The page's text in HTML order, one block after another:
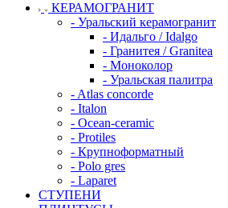
КЕРАМОГРАНИТ
- Уральский керамогранит
- Идальго / Idalgo
- Гранитея / Granitea
- Моноколор
- Уральская палитра
- Atlas concorde
- Italon
- Ocean-ceramic
- Protiles
- Крупноформатный
- Polo gres
- Laparet
СТУПЕНИ